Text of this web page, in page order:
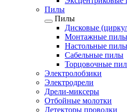
Пилы
Пилы
Дисковые
Монтажные пилы
Настольные пилы
Сабельные пилы
Торцовочные
Электролобзики
Электродрели
Дрели-миксеры
Отбойные молотки
Детекторы проводки